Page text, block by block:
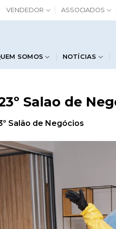
VENDEDOR ASSOCIADOS
SOMOS NOTÍCIAS
Salao de
Salão de Negócios